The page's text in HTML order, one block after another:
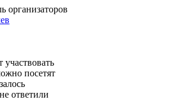
организаторов
участвовать
посетят
ответили